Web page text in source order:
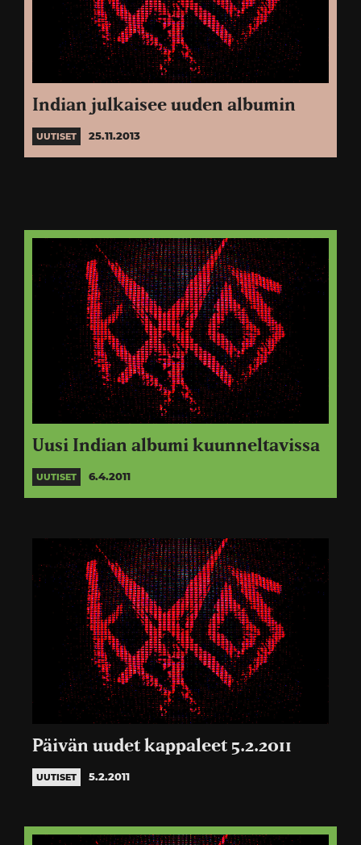
Indian julkaisee uuden albumin
UUTISET 25.11.2013
Uusi Indian albumi kuunneltavissa
UUTISET 6.4.2011
Päivän uudet kappaleet 5.2.2011
UUTISET 5.2.2011